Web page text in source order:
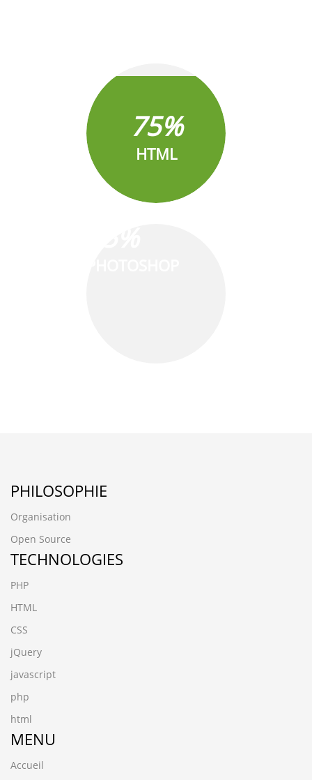
75%
HTML
PHILOSOPHIE
Organisation
Open Source
TECHNOLOGIES
PHP
HTML
CSS
jQuery
javascript
php
html
MENU
Accueil